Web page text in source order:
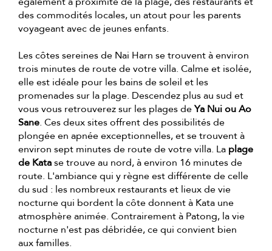
des commodités locales, un atout pour les parents
voyageant avec de jeunes enfants.
Les côtes sereines de Nai Harn se trouvent à environ
trois minutes de route de votre villa. Calme et isolée,
elle est idéale pour les bains de soleil et les
promenades sur la plage. Descendez plus au sud et
vous vous retrouverez sur les plages deYa Nui ou Ao
Sane. Ces deux sites offrent des possibilités de
plongée en apnée exceptionnelles, et se trouvent à
environ sept minutes de route de votre villa. La plage
de Katase trouve au nord, à environ 16 minutes de
route. L'ambiance qui y règne est différente de celle
du sud : les nombreux restaurants et lieux de vie
nocturne qui bordent la côte donnent à Kata une
atmosphère animée. Contrairement à Patong, la vie
nocturne n'est pas débridée, ce qui convient bien
aux familles.